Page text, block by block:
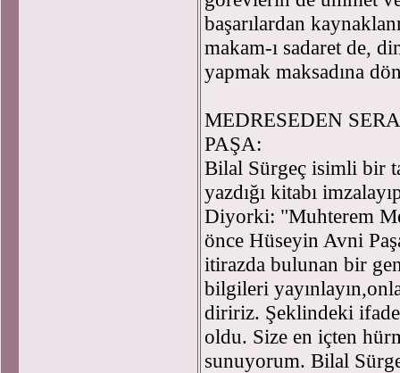
başarılardan
makam-ı sadaret de,
yapmak maksadına
MEDRESEDEN
PAŞA:
Bilal Sürgeç isimli bir
yazdığı kitabı
Diyorki: "Muhterem
önce Hüseyin Avni
itirazda bulunan bir
bilgileri
diririz. Şeklindeki
oldu. Size en içten
sunuyorum. Bilal